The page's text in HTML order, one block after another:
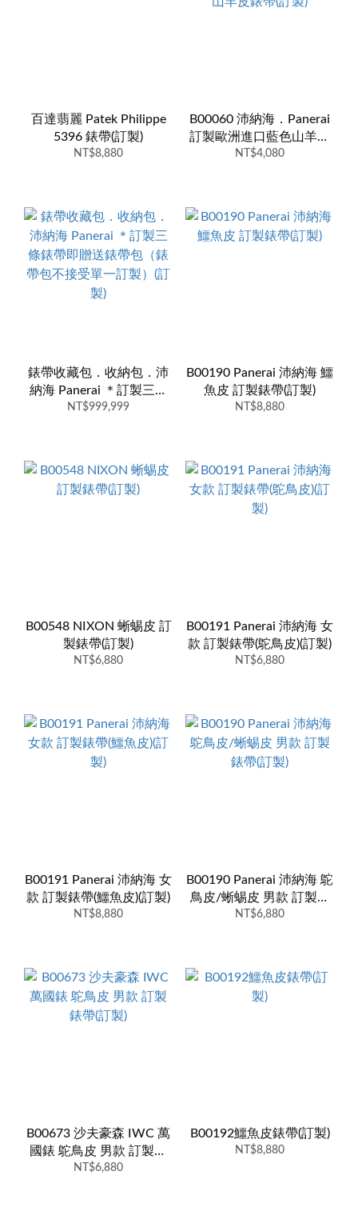
百達翡麗 Patek Philippe
5396 錶帶(訂製)
NT$8,880
B00060 沛納海．Panerai
訂製歐洲進口藍色山羊皮
錶帶(訂製)
NT$4,080
錶帶收藏包．收納包．沛
納海 Panerai ＊訂製三條
錶帶即贈送錶帶包（錶帶
NT$999,999
B00190 Panerai 沛納海 鱷
魚皮 訂製錶帶(訂製)
NT$8,880
B00548 NIXON 蜥蜴皮 訂
製錶帶(訂製)
NT$6,880
B00191 Panerai 沛納海 女
款 訂製錶帶(鴕鳥皮)(訂製)
NT$6,880
B00191 Panerai 沛納海 女
款 訂製錶帶(鱷魚皮)(訂製)
NT$8,880
B00190 Panerai 沛納海 鴕
鳥皮/蜥蜴皮 男款 訂製錶
帶(訂製)
NT$6,880
B00673 沙夫豪森 IWC 萬
國錶 鴕鳥皮 男款 訂製錶
帶(訂製)
NT$6,880
B00192鱷魚皮錶帶(訂製)
NT$8,880